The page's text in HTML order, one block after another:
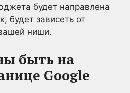
будет направлена
будет зависеть от
ниши.
быть на
Google